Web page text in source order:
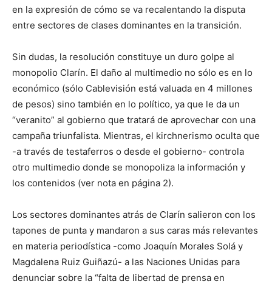
en la expresión de cómo se va recalentando la disputa
entre sectores de clases dominantes en la transición.
Sin dudas, la resolución constituye un duro golpe al
monopolio Clarín. El daño al multimedio no sólo es en lo
económico (sólo Cablevisión está valuada en 4 millones
de pesos) sino también en lo político, ya que le da un
“veranito” al gobierno que tratará de aprovechar con una
campaña triunfalista. Mientras, el kirchnerismo oculta que
-a través de testaferros o desde el gobierno- controla
otro multimedio donde se monopoliza la información y
los contenidos (ver nota en página 2).
Los sectores dominantes atrás de Clarín salieron con los
tapones de punta y mandaron a sus caras más relevantes
en materia periodística -como Joaquín Morales Solá y
Magdalena Ruiz Guiñazú- a las Naciones Unidas para
denunciar sobre la “falta de libertad de prensa en